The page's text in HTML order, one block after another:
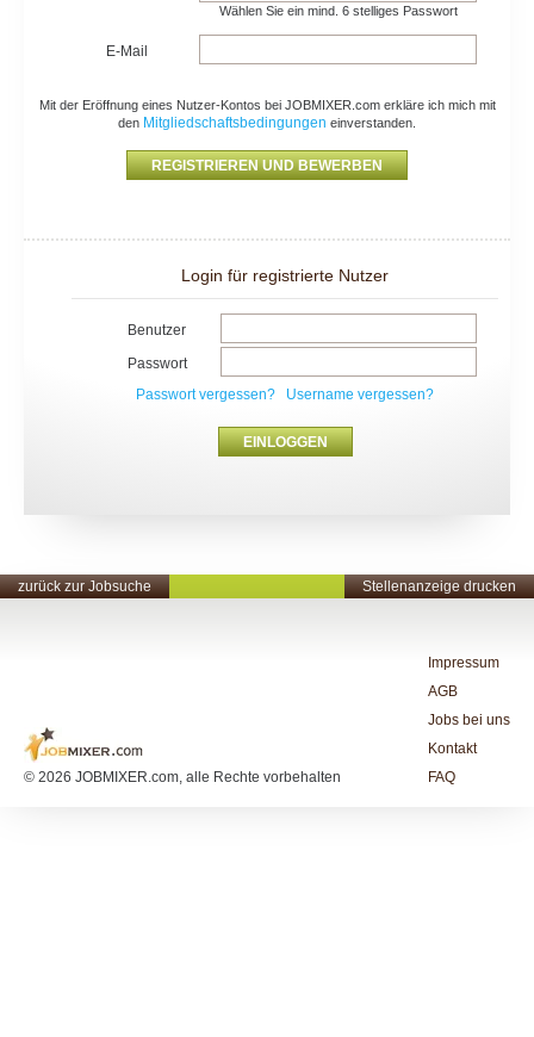
Wählen Sie ein mind. 6 stelliges Passwort
E-Mail
Mit der Eröffnung eines Nutzer-Kontos bei JOBMIXER.com erkläre ich mich mit
den Mitgliedschaftsbedingungen einverstanden.
Login für registrierte Nutzer
Benutzer
Passwort
Passwort vergessen?
Username vergessen?
zurück zur Jobsuche Stellenanzeige drucken
© 2026 JOBMIXER.com, alle Rechte vorbehalten
Impressum
AGB
Jobs bei uns
Kontakt
FAQ